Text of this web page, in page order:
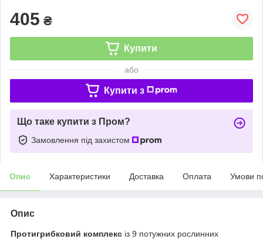
405 ₴
Купити
або
Купити з
Що таке купити з Пром?
Замовлення під захистом
Опис Характеристики Доставка Оплата Умови
Опис
Протигрибковий комплекс із 9 потужних рослинних